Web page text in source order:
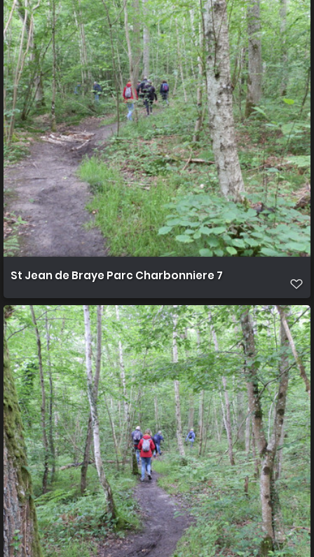
St Jean de Braye Parc Charbonniere 7